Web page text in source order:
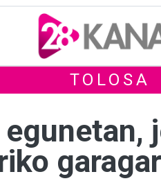
TOLOSA